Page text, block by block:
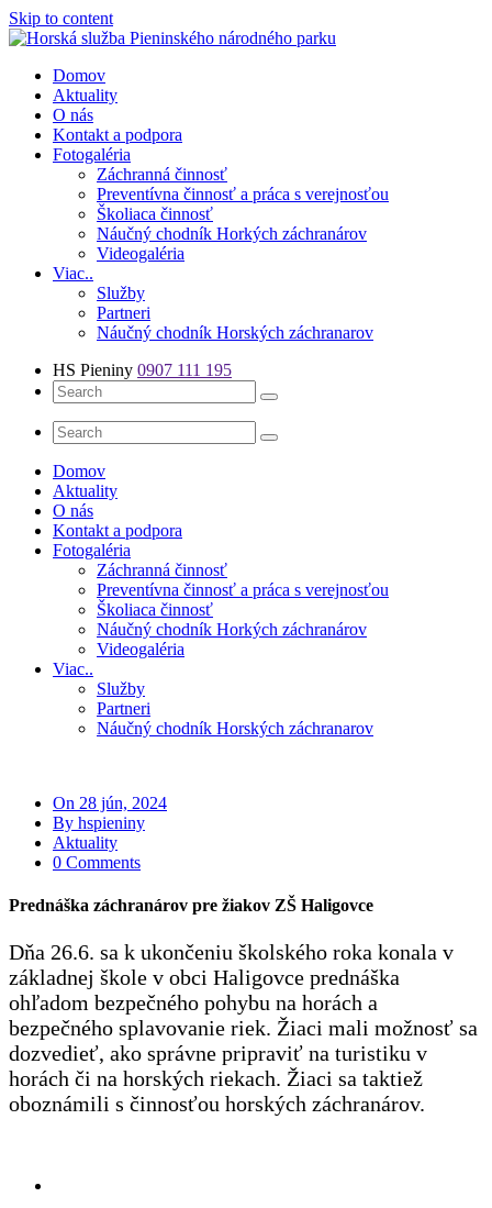
Skip to content
Číslo záchrannej služby: 0907 111 195
Domov
Aktuality
O nás
Kontakt a podpora
Fotogaléria
Záchranná činnosť
Preventívna činnosť a práca s verejnosťou
Školiaca činnosť
Náučný chodník Horkých záchranárov
Videogaléria
Viac..
Služby
Partneri
Náučný chodník Horských záchranarov
HS Pieniny 0907 111 195
Domov
Aktuality
O nás
Kontakt a podpora
Fotogaléria
Záchranná činnosť
Preventívna činnosť a práca s verejnosťou
Školiaca činnosť
Náučný chodník Horkých záchranárov
Videogaléria
Viac..
Služby
Partneri
Náučný chodník Horských záchranarov
On 28 jún, 2024
By hspieniny
Aktuality
0 Comments
Prednáška záchranárov pre žiakov ZŠ Haligovce
Dňa 26.6. sa k ukončeniu školského roka konala v
základnej škole v obci Haligovce prednáška
ohľadom bezpečného pohybu na horách a
bezpečného splavovanie riek. Žiaci mali možnosť sa
dozvedieť, ako správne pripraviť na turistiku v
horách či na horských riekach. Žiaci sa taktiež
oboznámili s činnosťou horských záchranárov.